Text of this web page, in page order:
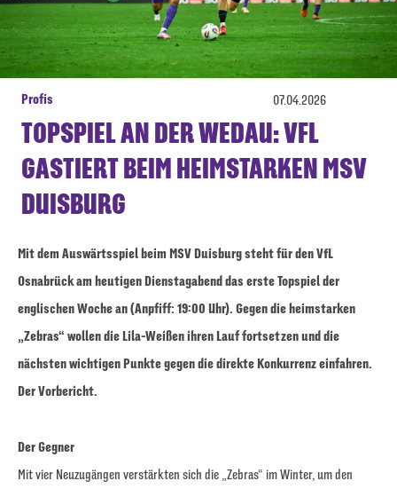
Profis 07.04.2026
TOPSPIEL AN DER WEDAU: VFL
GASTIERT BEIM HEIMSTARKEN MSV
DUISBURG
Mit dem Auswärtsspiel beim MSV Duisburg steht für den VfL
Osnabrück am heutigen Dienstagabend das erste Topspiel der
englischen Woche an (Anpfiff: 19:00 Uhr). Gegen die heimstarken
„Zebras“ wollen die Lila-Weißen ihren Lauf fortsetzen und die
nächsten wichtigen Punkte gegen die direkte Konkurrenz einfahren.
Der Vorbericht.
Der Gegner
Mit vier Neuzugängen verstärkten sich die „Zebras“ im Winter, um den